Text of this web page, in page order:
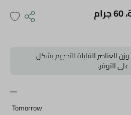
العناصر القابلة للتحجيم بشكل
التوفر.
Tomorrow